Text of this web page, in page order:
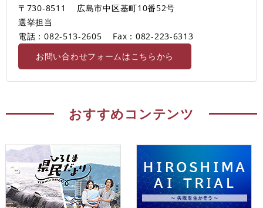
〒730-8511
広島市中区基町10番52号
選挙担当
電話：082-513-2605
Fax：082-223-6313
お問い合わせフォームはこちらから
おすすめコンテンツ